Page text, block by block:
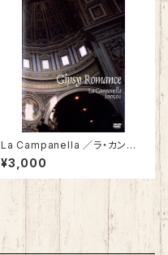
La Campanella ／ラ・カンパ
ネッラ
¥3,000